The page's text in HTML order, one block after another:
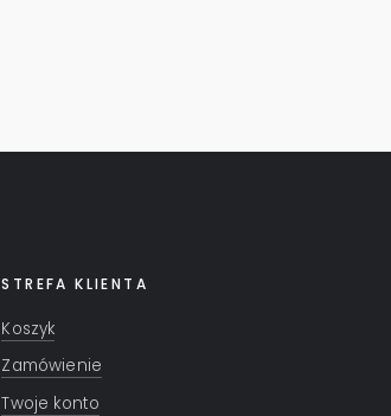
STREFA KLIENTA
Koszyk
Zamówienie
Twoje konto